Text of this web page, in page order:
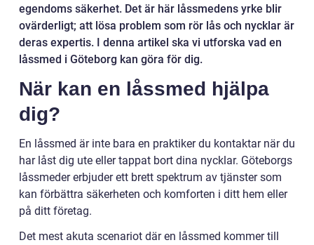
egendoms säkerhet. Det är här låssmedens yrke blir
ovärderligt; att lösa problem som rör lås och nycklar är
deras expertis. I denna artikel ska vi utforska vad en
låssmed i Göteborg kan göra för dig.
När kan en låssmed hjälpa
dig?
En låssmed är inte bara en praktiker du kontaktar när du
har låst dig ute eller tappat bort dina nycklar. Göteborgs
låssmeder erbjuder ett brett spektrum av tjänster som
kan förbättra säkerheten och komforten i ditt hem eller
på ditt företag.
Det mest akuta scenariot där en låssmed kommer till